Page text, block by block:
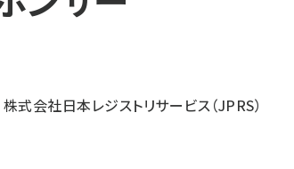
株式会社日本レジストリサービス（JPRS）